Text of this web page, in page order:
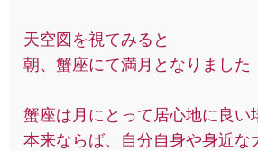
天空図を視てみると
朝、蟹座にて満月となりました
蟹座は月にとって居心地に良い
本来ならば、自分自身や身近な